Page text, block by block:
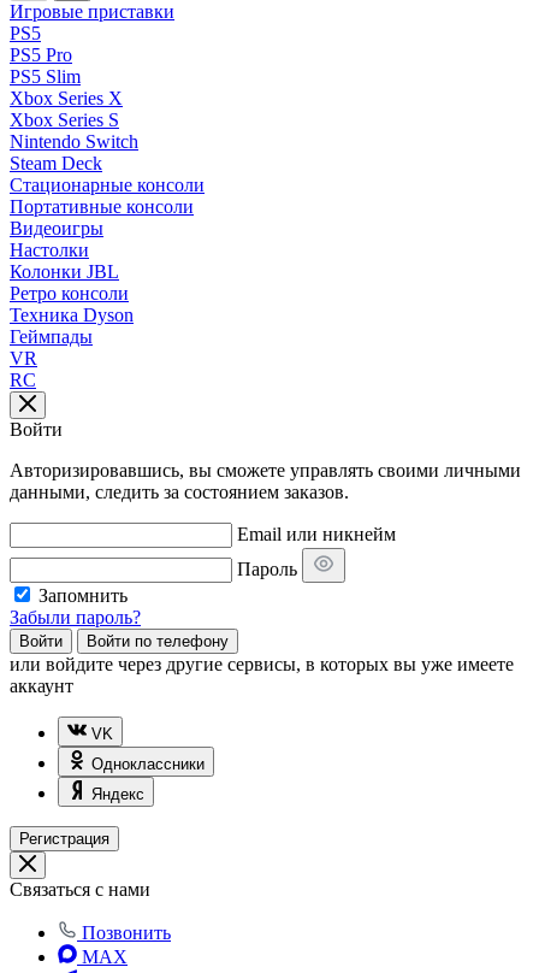
Игровые приставки
PS5
PS5 Pro
PS5 Slim
Xbox Series X
Xbox Series S
Nintendo Switch
Steam Deck
Стационарные консоли
Портативные консоли
Видеоигры
Настолки
Колонки JBL
Ретро консоли
Техника Dyson
Геймпады
VR
RC
Войти
Авторизировавшись, вы сможете управлять своими личными
данными, следить за состоянием заказов.
Email или никнейм
Пароль
Запомнить
Забыли пароль?
Войти Войти по телефону
или войдите через другие сервисы, в которых вы уже имеете
аккаунт
VK
Одноклассники
Яндекс
Регистрация
Связаться с нами
Позвонить
MAX